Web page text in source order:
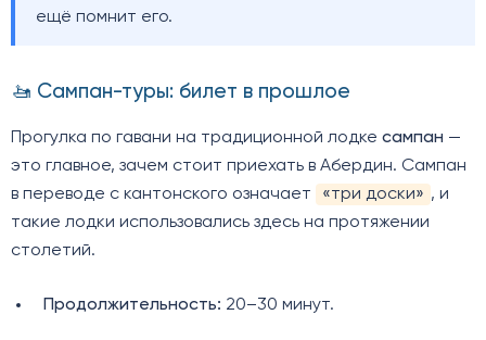
ещё помнит его.
🚤 Сампан-туры: билет в прошлое
Прогулка по гавани на традиционной лодке сампан —
это главное, зачем стоит приехать в Абердин. Сампан
в переводе с кантонского означает
«три доски» , и
такие лодки использовались здесь на протяжении
столетий.
Продолжительность: 20–30 минут.